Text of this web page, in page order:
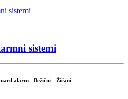
sistemi
alarm - Bežični - Žičani